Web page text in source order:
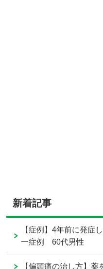
新着記事
【症例】4年前に発症
一症例 60代男性
【偏頭痛の治し方】